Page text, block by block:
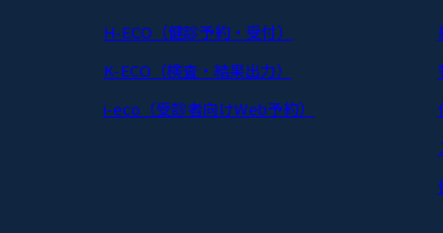
H-ECO（健診予約・受付）
K-ECO（検査・結果出力）
i-eco（受診者向けWeb予約）